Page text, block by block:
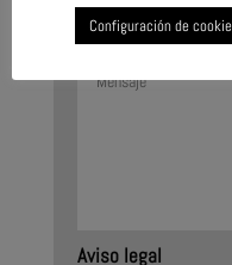
Aviso legal
Configuración de